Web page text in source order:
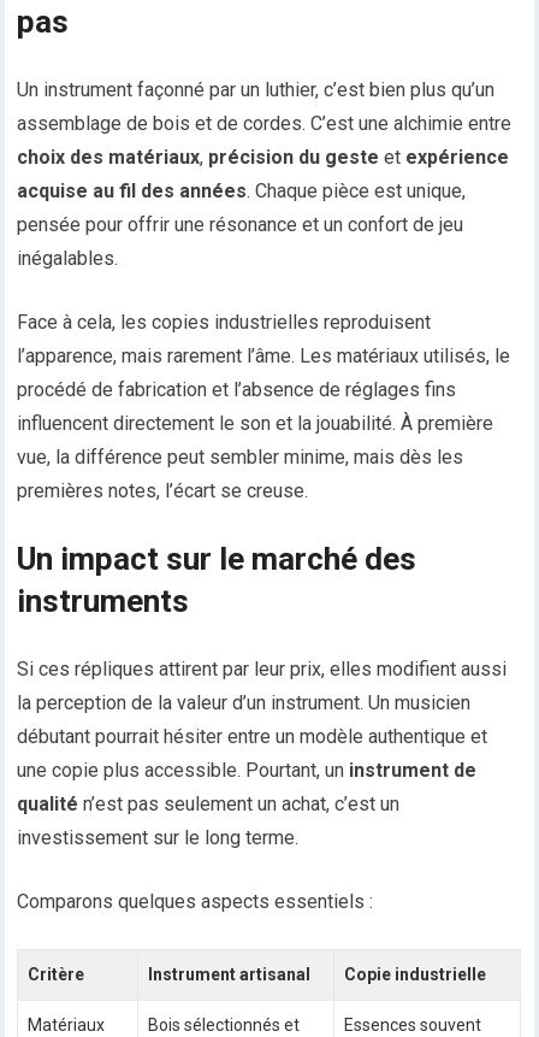
pas
Un instrument façonné par un luthier, c’est bien plus qu’un
assemblage de bois et de cordes. C’est une alchimie entre
choix des matériaux, précision du geste et expérience
acquise au fil des années. Chaque pièce est unique,
pensée pour offrir une résonance et un confort de jeu
inégalables.
Face à cela, les copies industrielles reproduisent
l’apparence, mais rarement l’âme. Les matériaux utilisés, le
procédé de fabrication et l’absence de réglages fins
influencent directement le son et la jouabilité. À première
vue, la différence peut sembler minime, mais dès les
premières notes, l’écart se creuse.
Un impact sur le marché des
instruments
Si ces répliques attirent par leur prix, elles modifient aussi
la perception de la valeur d’un instrument. Un musicien
débutant pourrait hésiter entre un modèle authentique et
une copie plus accessible. Pourtant, un instrument de
qualité n’est pas seulement un achat, c’est un
investissement sur le long terme.
Comparons quelques aspects essentiels :
Critère Instrument artisanal Copie industrielle
Matériaux
Bois sélectionnés et
Essences souvent